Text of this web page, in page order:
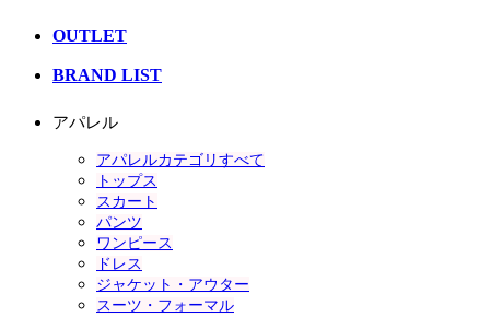
OUTLET
BRAND LIST
アパレル
アパレルカテゴリすべて
トップス
スカート
パンツ
ワンピース
ドレス
ジャケット・アウター
スーツ・フォーマル